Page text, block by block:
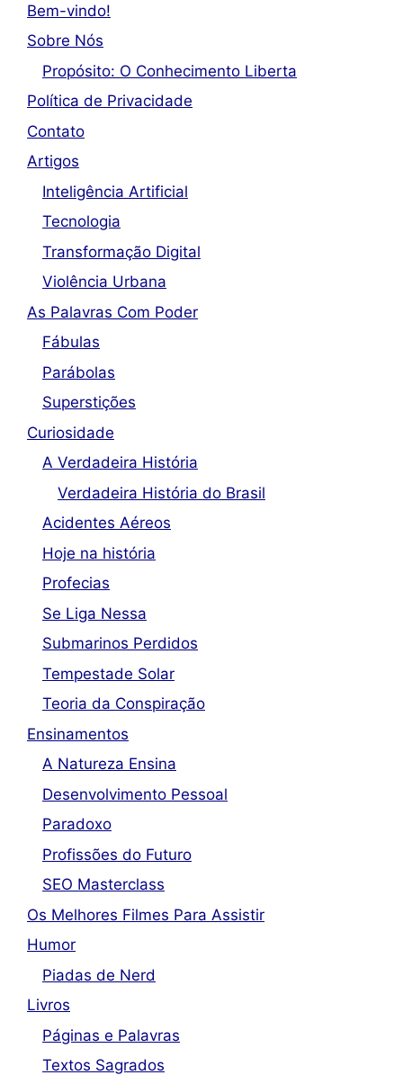
Bem-vindo!
Sobre Nós
Propósito: O Conhecimento Liberta
Política de Privacidade
Contato
Artigos
Inteligência Artificial
Tecnologia
Transformação Digital
Violência Urbana
As Palavras Com Poder
Fábulas
Parábolas
Superstições
Curiosidade
A Verdadeira História
Verdadeira História do Brasil
Acidentes Aéreos
Hoje na história
Profecias
Se Liga Nessa
Submarinos Perdidos
Tempestade Solar
Teoria da Conspiração
Ensinamentos
A Natureza Ensina
Desenvolvimento Pessoal
Paradoxo
Profissões do Futuro
SEO Masterclass
Os Melhores Filmes Para Assistir
Humor
Piadas de Nerd
Livros
Páginas e Palavras
Textos Sagrados